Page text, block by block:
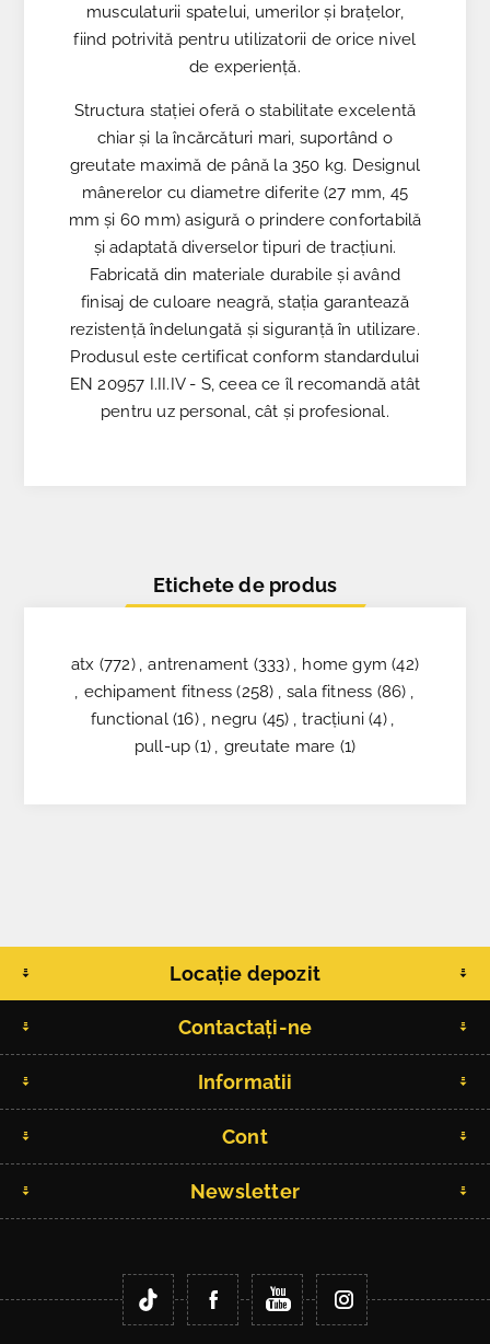
musculaturii spatelui, umerilor și brațelor,
fiind potrivită pentru utilizatorii de orice nivel
de experiență.
Structura stației oferă o stabilitate excelentă
chiar și la încărcături mari, suportând o
greutate maximă de până la 350 kg. Designul
mânerelor cu diametre diferite (27 mm, 45
mm și 60 mm) asigură o prindere confortabilă
și adaptată diverselor tipuri de tracțiuni.
Fabricată din materiale durabile și având
finisaj de culoare neagră, stația garantează
rezistență îndelungată și siguranță în utilizare.
Produsul este certificat conform standardului
EN 20957 I.II.IV - S, ceea ce îl recomandă atât
pentru uz personal, cât și profesional.
Etichete de produs
atx (772) , antrenament (333) , home gym (42)
, echipament fitness (258) , sala fitness (86) ,
functional (16) , negru (45) , tracțiuni (4) ,
pull-up (1) , greutate mare (1)
Locație depozit
Contactați-ne
Informatii
Cont
Newsletter